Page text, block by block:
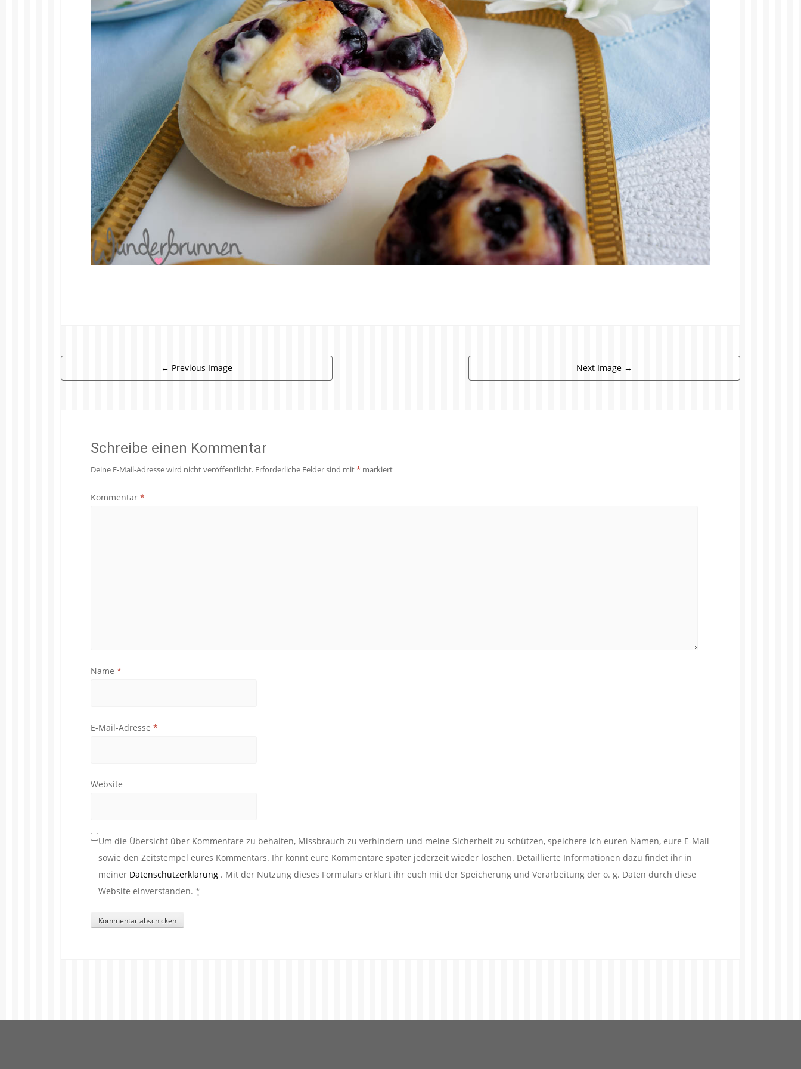
← Previous Image Next Image →
Schreibe einen Kommentar
Deine E-Mail-Adresse wird nicht veröffentlicht. Erforderliche Felder sind mit* markiert
Kommentar *
Name *
E-Mail-Adresse *
Website
Um die Übersicht über Kommentare zu behalten, Missbrauch zu verhindern und meine Sicherheit zu schützen, speichere ich euren Namen, eure E-Mail
sowie den Zeitstempel eures Kommentars. Ihr könnt eure Kommentare später jederzeit wieder löschen. Detaillierte Informationen dazu findet ihr in
meiner Datenschutzerklärung . Mit der Nutzung dieses Formulars erklärt ihr euch mit der Speicherung und Verarbeitung der o. g. Daten durch diese
Website einverstanden. *